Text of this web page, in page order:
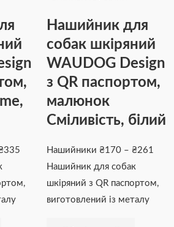
335
Параметри
можна
вибрати
на
товару
Нашийник для
собак шкіряний
WAUDOG Design
з QR паспортом,
малюнок
Сміливість, білий
Нашийники ₴170 – ₴261
Нашийник для собак
шкіряний з QR паспортом,
виготовлений із металу
можна
вибрати
на